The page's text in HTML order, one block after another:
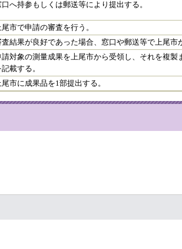
口へ持参もしくは郵送等により提出する。
尾市で申請の審査を行う。
査結果が良好であった場合、窓口や郵送等で上尾市
請対象の測量成果を上尾市から受領し、それを複
記載する。
尾市に成果品を1部提出する。